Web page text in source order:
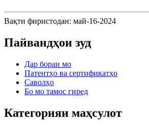
Вақти фиристодан: май-16-2024
Пайвандҳои зуд
Дар бораи мо
Патентҳо ва сертификатҳо
Саволҳо
Бо мо тамос гиред
Категорияи маҳсулот